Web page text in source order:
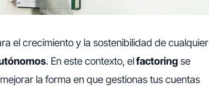
el crecimiento y la sostenibilidad de cualquier
. En este contexto, elfactoring se
la forma en que gestionas tus cuentas